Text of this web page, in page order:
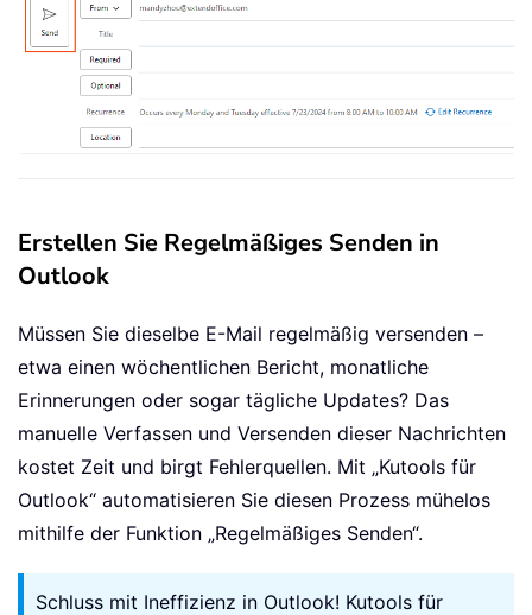
Erstellen Sie Regelmäßiges Senden in
Outlook
Müssen Sie dieselbe E-Mail regelmäßig versenden –
etwa einen wöchentlichen Bericht, monatliche
Erinnerungen oder sogar tägliche Updates? Das
manuelle Verfassen und Versenden dieser Nachrichten
kostet Zeit und birgt Fehlerquellen. Mit „Kutools für
Outlook“ automatisieren Sie diesen Prozess mühelos
mithilfe der Funktion „Regelmäßiges Senden“.
Schluss mit Ineffizienz in Outlook! Kutools für